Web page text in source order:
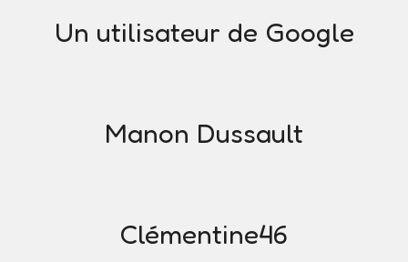
Un utilisateur de Google
Manon Dussault
Clémentine46